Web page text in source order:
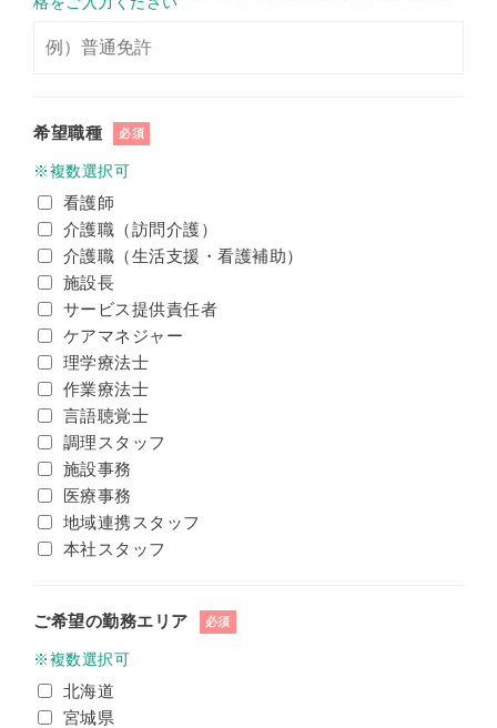
希望職種 必須
※複数選択可
看護師
介護職（訪問介護）
介護職（生活支援・看護補助）
施設長
サービス提供責任者
ケアマネジャー
理学療法士
作業療法士
言語聴覚士
調理スタッフ
施設事務
医療事務
地域連携スタッフ
本社スタッフ
ご希望の勤務エリア 必須
※複数選択可
北海道
宮城県